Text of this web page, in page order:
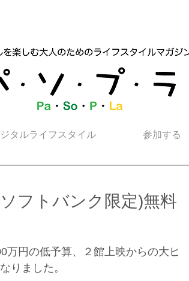
タルライフスタイル 参加する
フトバンク限定)無料
万円の低予算、２館上映からの大ヒ
りました。